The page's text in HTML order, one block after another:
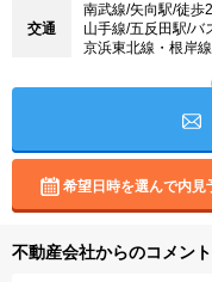
交通
南武線/矢向駅/徒歩
山手線/五反田駅/バ
京浜東北線・根岸
希望日時を選んで内見
不動産会社からのコメント